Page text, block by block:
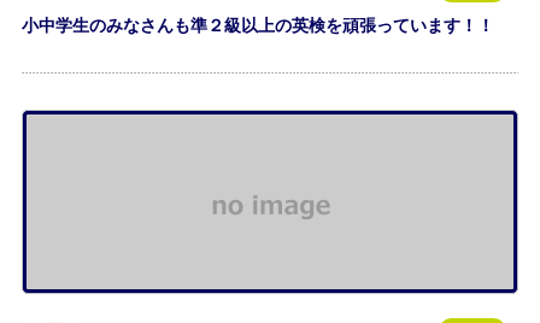
小中学生のみなさんも準２級以上の英検を頑張っています！！